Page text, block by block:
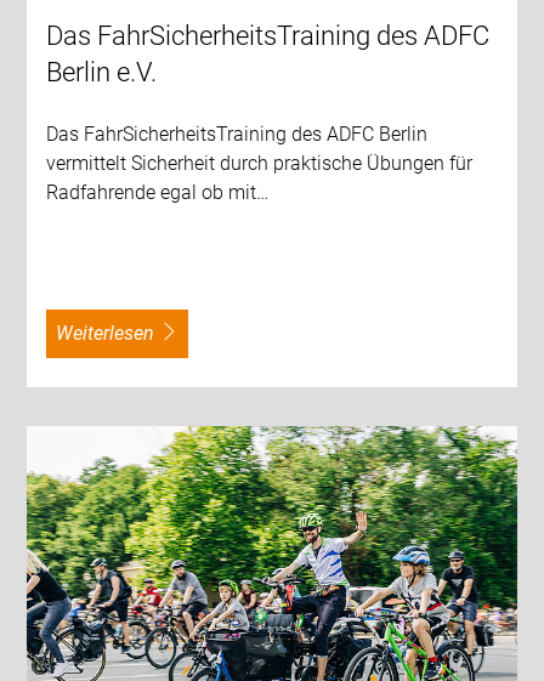
Das FahrSicherheitsTraining des ADFC
Berlin e.V.
Das FahrSicherheitsTraining des ADFC Berlin
vermittelt Sicherheit durch praktische Übungen für
Radfahrende egal ob mit…
weiterlesen